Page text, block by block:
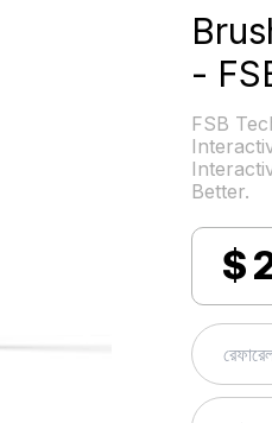
-
FSB
Better.
$